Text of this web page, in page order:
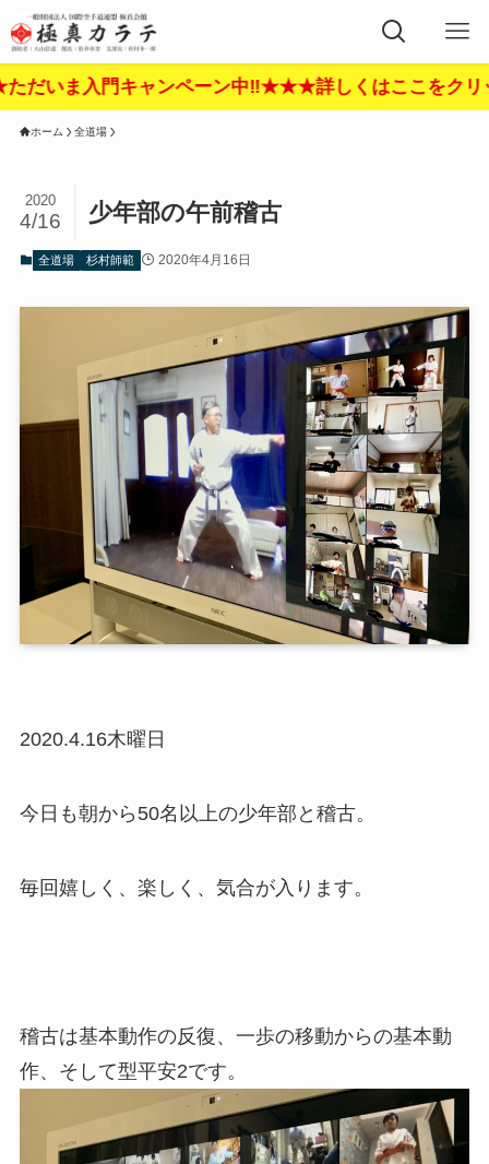
門キャンペーン中‼︎★★★詳しくはここをクリック
ホーム 全道場
少年部の午前稽古
2020
4/16
全道場 杉村師範 2020年4月16日
2020.4.16木曜日
今日も朝から50名以上の少年部と稽古。
毎回嬉しく、楽しく、気合が入ります。
稽古は基本動作の反復、一歩の移動からの基本動
作、そして型平安2です。